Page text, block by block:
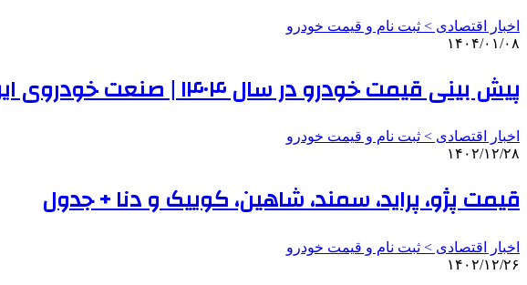
اخبار اقتصادی > ثبت نام و قیمت خودرو
۱۴۰۴/۰۱/۰۸
پیش بینی قیمت خودرو در سال ۱۴۰۴ | صنعت خودروی ایران کاملا چینی شده است | خودروهای ژاپنی هم از چین وارد می‌شوند
اخبار اقتصادی > ثبت نام و قیمت خودرو
۱۴۰۲/۱۲/۲۸
قیمت پژو، پراید، سمند، شاهین، کوییک و دنا + جدول
اخبار اقتصادی > ثبت نام و قیمت خودرو
۱۴۰۲/۱۲/۲۶